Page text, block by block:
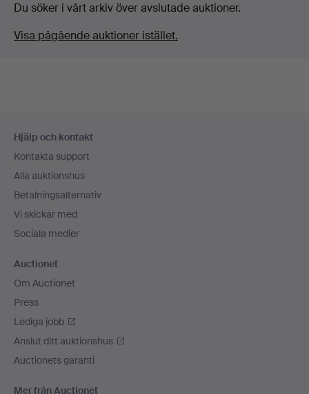
Du söker i vårt arkiv över avslutade auktioner.
Visa pågående auktioner istället.
Hjälp och kontakt
Kontakta support
Alla auktionshus
Betalningsalternativ
Vi skickar med
Sociala medier
Auctionet
Om Auctionet
Press
Lediga jobb
Anslut ditt auktionshus
Auctionets garanti
Mer från Auctionet